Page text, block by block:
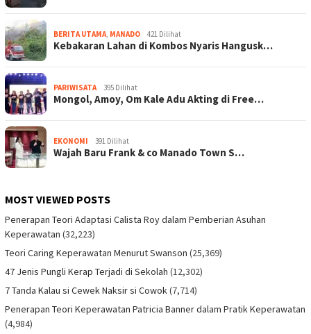
BERITA UTAMA, MANADO 421 Dilihat
Kebakaran Lahan di Kombos Nyaris Hangusk…
PARIWISATA 395 Dilihat
Mongol, Amoy, Om Kale Adu Akting di Free…
EKONOMI 391 Dilihat
Wajah Baru Frank & co Manado Town S…
MOST VIEWED POSTS
Penerapan Teori Adaptasi Calista Roy dalam Pemberian Asuhan
Keperawatan (32,223)
Teori Caring Keperawatan Menurut Swanson (25,369)
47 Jenis Pungli Kerap Terjadi di Sekolah (12,302)
7 Tanda Kalau si Cewek Naksir si Cowok(7,714)
Penerapan Teori Keperawatan Patricia Banner dalam Pratik Keperawatan
(4,984)